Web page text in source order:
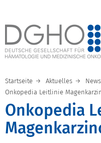
Startseite Aktuelles News
Onkopedia Leitlinie
Onkopedia